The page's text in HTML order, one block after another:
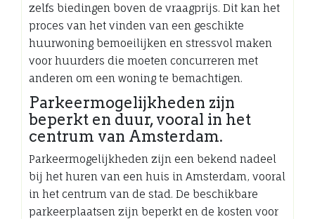
zelfs biedingen boven de vraagprijs. Dit kan het
proces van het vinden van een geschikte
huurwoning bemoeilijken en stressvol maken
voor huurders die moeten concurreren met
anderen om een woning te bemachtigen.
Parkeermogelijkheden zijn
beperkt en duur, vooral in het
centrum van Amsterdam.
Parkeermogelijkheden zijn een bekend nadeel
bij het huren van een huis in Amsterdam, vooral
in het centrum van de stad. De beschikbare
parkeerplaatsen zijn beperkt en de kosten voor